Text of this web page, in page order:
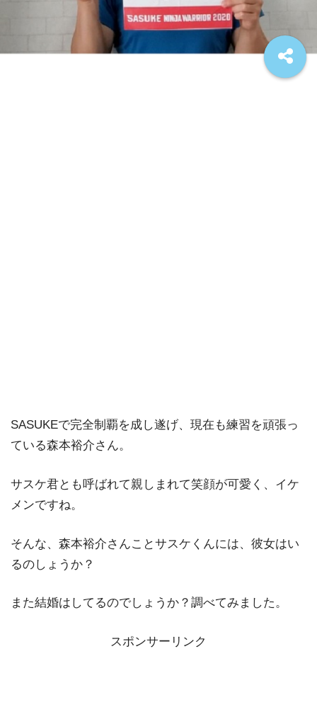
SASUKEで完全制覇を成し遂げ、現在も練習を頑張っ
ている森本裕介さん。
サスケ君とも呼ばれて親しまれて笑顔が可愛く、イケ
メンですね。
そんな、森本裕介さんことサスケくんには、彼女はい
るのしょうか？
また結婚はしてるのでしょうか？調べてみました。
スポンサーリンク